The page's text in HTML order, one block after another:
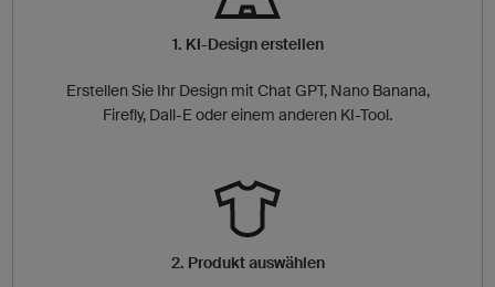
1. KI-Design erstellen
Erstellen Sie Ihr Design mit Chat GPT, Nano Banana,
Firefly, Dall-E oder einem anderen KI-Tool.
2. Produkt auswählen